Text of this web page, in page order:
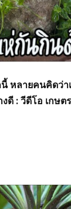
หลายคนคิดว่
ดี : วีดีโอ เกษตร